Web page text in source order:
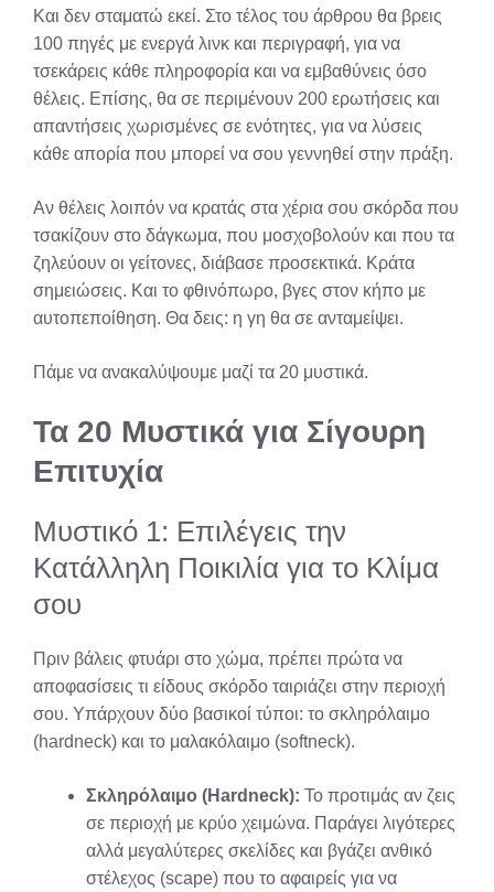
Και δεν σταματώ εκεί. Στο τέλος του άρθρου θα βρεις
100 πηγές με ενεργά λινκ και περιγραφή, για να
τσεκάρεις κάθε πληροφορία και να εμβαθύνεις όσο
θέλεις. Επίσης, θα σε περιμένουν 200 ερωτήσεις και
απαντήσεις χωρισμένες σε ενότητες, για να λύσεις
κάθε απορία που μπορεί να σου γεννηθεί στην πράξη.
Αν θέλεις λοιπόν να κρατάς στα χέρια σου σκόρδα που
τσακίζουν στο δάγκωμα, που μοσχοβολούν και που τα
ζηλεύουν οι γείτονες, διάβασε προσεκτικά. Κράτα
σημειώσεις. Και το φθινόπωρο, βγες στον κήπο με
αυτοπεποίθηση. Θα δεις: η γη θα σε ανταμείψει.
Πάμε να ανακαλύψουμε μαζί τα 20 μυστικά.
Τα 20 Μυστικά για Σίγουρη
Επιτυχία
Μυστικό 1: Επιλέγεις την
Κατάλληλη Ποικιλία για το Κλίμα
σου
Πριν βάλεις φτυάρι στο χώμα, πρέπει πρώτα να
αποφασίσεις τι είδους σκόρδο ταιριάζει στην περιοχή
σου. Υπάρχουν δύο βασικοί τύποι: το σκληρόλαιμο
(hardneck) και το μαλακόλαιμο (softneck).
Σκληρόλαιμο (Hardneck): Το προτιμάς αν ζεις
σε περιοχή με κρύο χειμώνα. Παράγει λιγότερες
αλλά μεγαλύτερες σκελίδες και βγάζει ανθικό
στέλεχος (scape) που το αφαιρείς για να